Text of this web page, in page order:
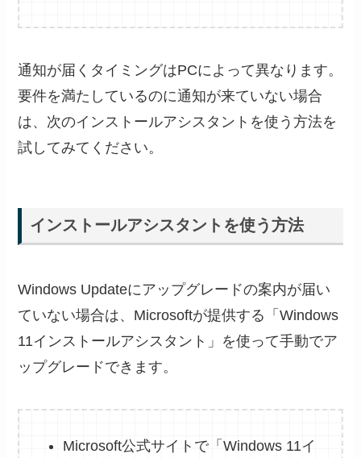
通知が届くタイミングはPCによって異なります。
要件を満たしているのに通知が来ていない場合
は、次のインストールアシスタントを使う方法を
試してみてください。
インストールアシスタントを使う方法
Windows Updateにアップグレードの案内が届い
ていない場合は、Microsoftが提供する「Windows
11インストールアシスタント」を使って手動でア
ップグレードできます。
Microsoft公式サイトで「Windows 11イ